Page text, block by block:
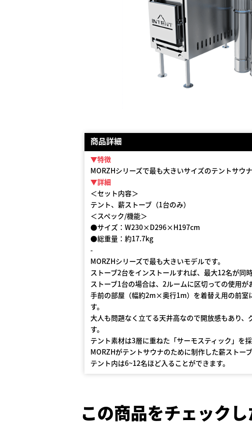
商品詳細
▼特徴
MORZHシリーズで最も大きいサイズのテントサウナ
▼詳細
＜セット内容＞
テント、薪ストーブ（1台のみ）
＜スペック/機能＞
●サイズ：W230×D296×H197cm
●総重量：約17.7kg
-
MORZHシリーズで最も大きいモデルです。
ストーブ2台をインストールすれば、最大12名が同
ストーブ1台の場合は、2ルームに区切っての使用が
手前の部屋（幅約2m×奥行1m）を着替え用の前室
す。
大人も問題なく立てる天井高なので開放感もあり
す。
テント素材は3層に重ねた「サーモスティック」を
MORZHがテントサウナのために制作した薪ストー
テント内は6~12名ほど入ることができます。
この商品をチェックし